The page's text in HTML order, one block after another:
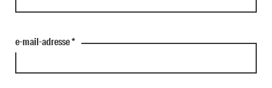
e-mail-adresse*